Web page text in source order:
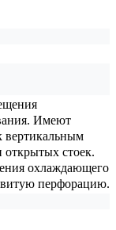
Имеют
вертикальным
стоек.
охлаждающего
перфорацию.